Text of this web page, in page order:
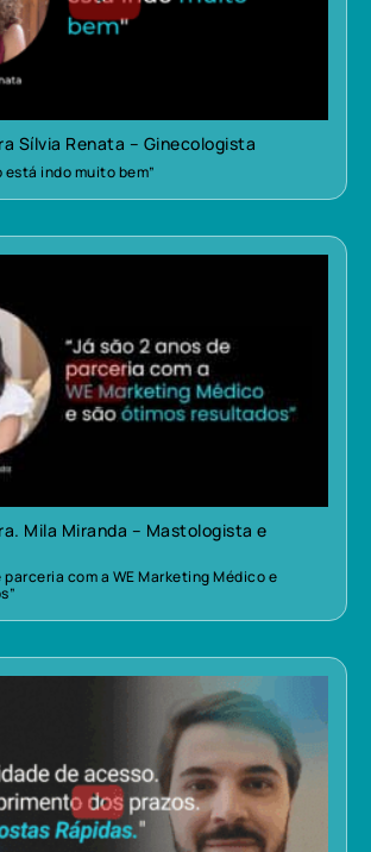
Sílvia Renata – Ginecologista
indo muito bem”
Mila Miranda – Mastologista e
parceria com a WE Marketing Médico e